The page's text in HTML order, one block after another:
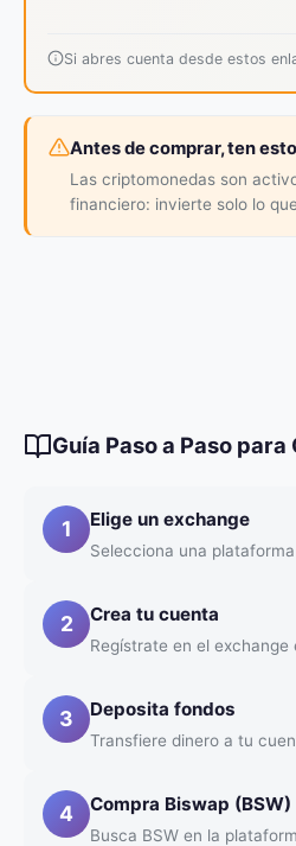
Si abres cuenta desde estos
Antes de comprar, ten
Las criptomonedas son
financiero: invierte solo lo
Guía Paso a Paso
1 Elige un exchange
Selecciona una
2 Crea tu cuenta
Regístrate en el
3 Deposita fondos
Transfiere dinero a tu
4 Compra Biswap (BSW)
Busca BSW en la